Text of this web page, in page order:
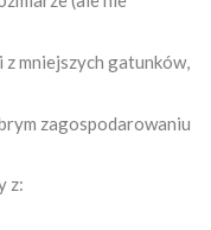
mniejszych gatunków,
zagospodarowaniu
z: